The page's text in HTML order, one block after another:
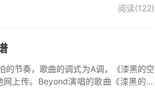
阅读(122)
节奏，歌曲的调式为A调，《漆黑的空
上传。Beyond演唱的歌曲《漆黑的空